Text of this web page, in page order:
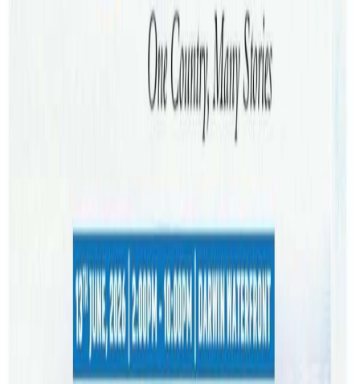
गएपछि सरकारले पेट्रोलम परार्थ र खानेकुरा हतारमा किनमेल नगर्न
अष्ट्रेलियाका ट्रान्सपोर्ट (यातायात ) मन्त्री क्याथरीन किङले आपूर्ति
पर्याप्त रहेको र आर्थिक असर आउने भए पनि नियन्त्रणमा रहेको
जानकारी दिनुभएको हो । उहाँले स्टक राख्ने हतारो नगर्न सचेत गराउनु
Commission (ACCC) लाई ध्यानाकर्षण गराएका छन्।
सरकारले इन्धन सुरक्षामा पहिलेको तुलनामा बलियो तयारी भएको र
आपूर्ति निरन्तर राख्न योजना बनाइएको जनाएको छ ।
यस वेवसाइटमा प्रकाशित समाचार, विचार र लेखबारे तपाईंको कुनै
प्रतिक्रिया, गुनासो, सुझाव र सल्लाह छन् भने कृपया हामीलाई निम्न ईमेलमा